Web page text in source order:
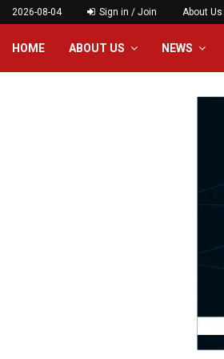
2026-08-04 Sign in / Join About Us
HOME ABOUT US NEWS